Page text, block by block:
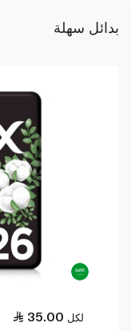
بدائل سهلة
35.00 لكل